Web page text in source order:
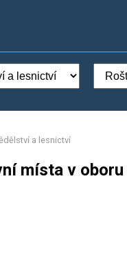
a lesnictví
místa v